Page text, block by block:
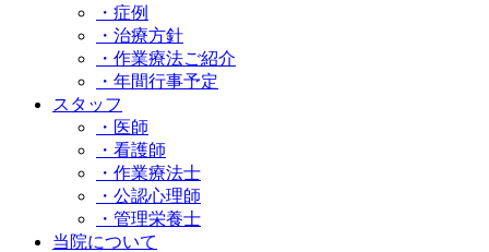
・症例
・治療方針
・作業療法ご紹介
・年間行事予定
スタッフ
・医師
・看護師
・作業療法士
・公認心理師
・管理栄養士
当院について